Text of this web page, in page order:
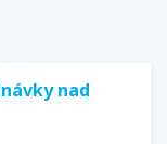
nad